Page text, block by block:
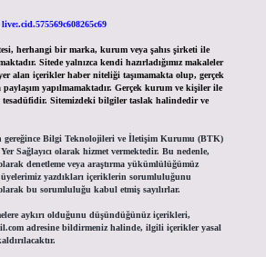
herhangi bir marka, kurum veya şahıs şirketi ile
Sitede yalnızca kendi hazırladığımız makaleler
alan içerikler haber niteliği taşımamakta olup, gerçek
yapılmamaktadır. Gerçek kurum ve kişiler ile
tesadüfidir. Sitemizdeki bilgiler taslak halindedir ve
gereğince Bilgi Teknolojileri ve İletişim Kurumu (BTK)
Sağlayıcı olarak hizmet vermektedir. Bu nedenle,
denetleme veya araştırma yükümlülüğümüz
yazdıkları içeriklerin sorumluluğunu
bu sorumluluğu kabul etmiş sayılırlar.
aykırı olduğunu düşündüğünüz içerikleri,
adresine bildirmeniz halinde, ilgili içerikler yasal